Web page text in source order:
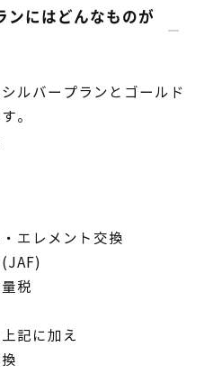
ンにはどんなものが
ルバープランとゴールド
。
エレメント交換
税
記に加え